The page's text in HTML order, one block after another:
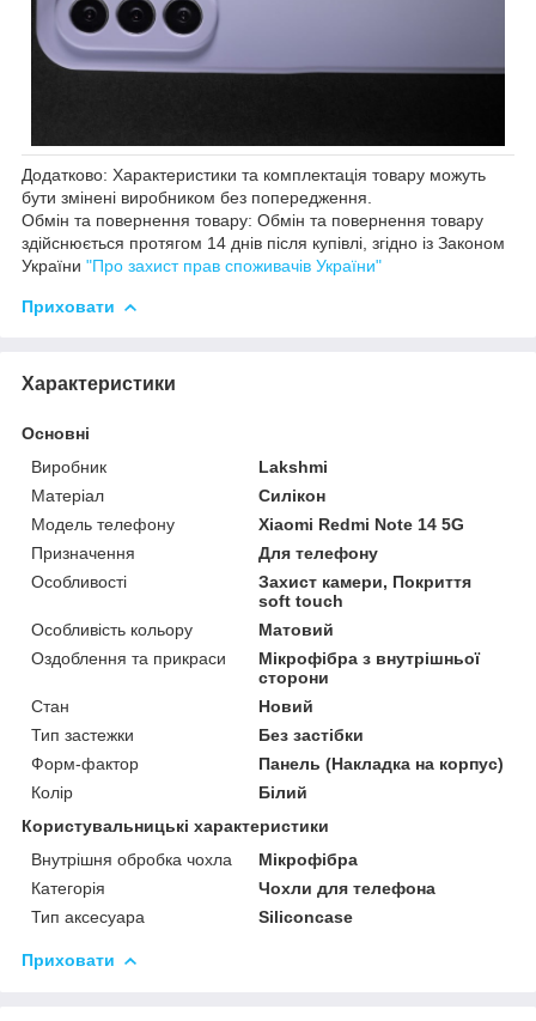
Додатково: Характеристики та комплектація товару можуть
бути змінені виробником без попередження.
Обмін та повернення товару: Обмін та повернення товару
здійснюється протягом 14 днів після купівлі, згідно із Законом
України "Про захист прав споживачів України"
Приховати
Характеристики
Основні
Виробник
Lakshmi
Матеріал
Силікон
Модель телефону
Xiaomi Redmi Note 14 5G
Призначення
Для телефону
Особливості
Захист камери, Покриття
soft touch
Особливість кольору
Матовий
Оздоблення та прикраси
Мікрофібра з внутрішньої
сторони
Стан
Новий
Тип застежки
Без застібки
Форм-фактор
Панель (Накладка на корпус)
Колір
Білий
Користувальницькі характеристики
Внутрішня обробка чохла
Мікрофібра
Категорія
Чохли для телефона
Тип аксесуара
Siliconcase
Приховати